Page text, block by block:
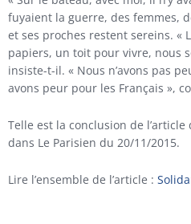
fuyaient la guerre, des femmes,
et ses proches restent sereins. «
papiers, un toit pour vivre, nous
insiste-t-il. « Nous n’avons pas
avons peur pour les Français »,
Telle est la conclusion de
dans Le Parisien du 20/11/2015.
Lire l’ensemble de l’article :